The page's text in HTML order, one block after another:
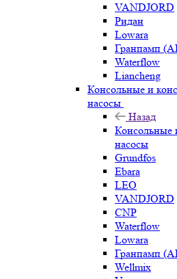
VANDJORD
Ридан
Lowara
Гранпамп
Waterflow
Liancheng
Консольные и
насосы
Назад
Консольные
насосы
Grundfos
Ebara
LEO
VANDJORD
CNP
Waterflow
Lowara
Гранпамп
Wellmix